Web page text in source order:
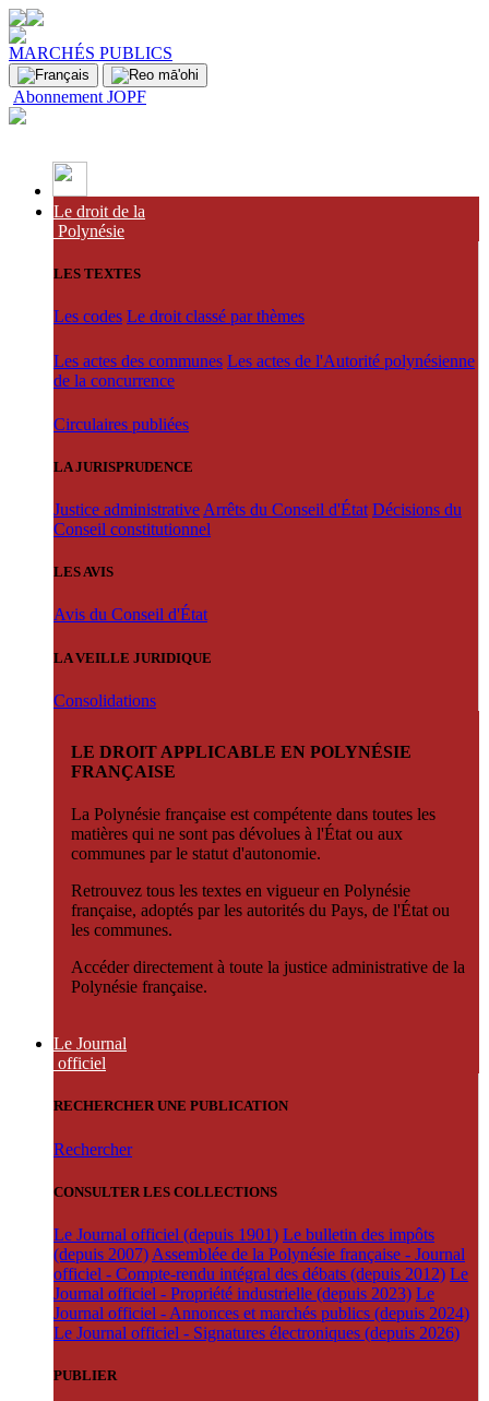
MARCHÉS PUBLICS
Abonnement JOPF
Le droit de la
Polynésie
LES TEXTES
Les codes Le droit classé par thèmes
Les actes des communes Les actes de l'Autorité polynésienne
de la concurrence
Circulaires publiées
LA JURISPRUDENCE
Justice administrative Arrêts du Conseil d'État Décisions du
Conseil constitutionnel
LES AVIS
Avis du Conseil d'État
LA VEILLE JURIDIQUE
Consolidations
LE DROIT APPLICABLE EN POLYNÉSIE
FRANÇAISE
La Polynésie française est compétente dans toutes les
matières qui ne sont pas dévolues à l'État ou aux
communes par le statut d'autonomie.
Retrouvez tous les textes en vigueur en Polynésie
française, adoptés par les autorités du Pays, de l'État ou
les communes.
Accéder directement à toute la justice administrative de la
Polynésie française.
Le Journal
officiel
RECHERCHER UNE PUBLICATION
Rechercher
CONSULTER LES COLLECTIONS
Le Journal officiel (depuis 1901) Le bulletin des impôts
(depuis 2007) Assemblée de la Polynésie française - Journal
officiel - Compte-rendu intégral des débats (depuis 2012) Le
Journal officiel - Propriété industrielle (depuis 2023) Le
Journal officiel - Annonces et marchés publics (depuis 2024)
Le Journal officiel - Signatures électroniques (depuis 2026)
PUBLIER